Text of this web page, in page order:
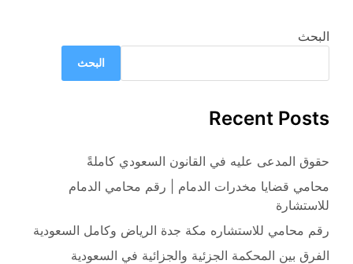
البحث
البحث
Recent Posts
حقوق المدعى عليه في القانون السعودي كاملةً
محامي قضايا مخدرات الدمام | رقم محامي الدمام
للاستشارة
رقم محامي للاستشاره مكة جدة الرياض وكامل السعودية
الفرق بين المحكمة الجزئية والجزائية في السعودية